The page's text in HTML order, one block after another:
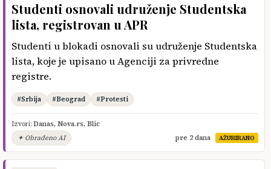
Studenti osnovali udruženje Studentska
lista, registrovan u APR
Studenti u blokadi osnovali su udruženje Studentska
lista, koje je upisano u Agenciji za privredne
registre.
#Srbija #Beograd #Protesti
Izvori: Danas, Nova.rs, Blic
✦ Obrađeno AI
pre 2 dana AŽURIRANO